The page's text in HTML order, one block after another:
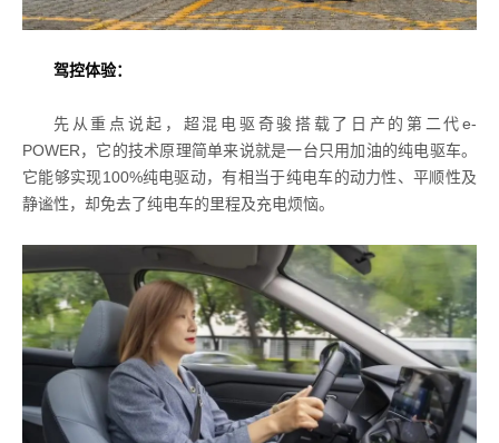
驾控体验：
先从重点说起，超混电驱奇骏搭载了日产的第二代e-
POWER，它的技术原理简单来说就是一台只用加油的纯电驱车。
它能够实现100%纯电驱动，有相当于纯电车的动力性、平顺性及
静谧性，却免去了纯电车的里程及充电烦恼。